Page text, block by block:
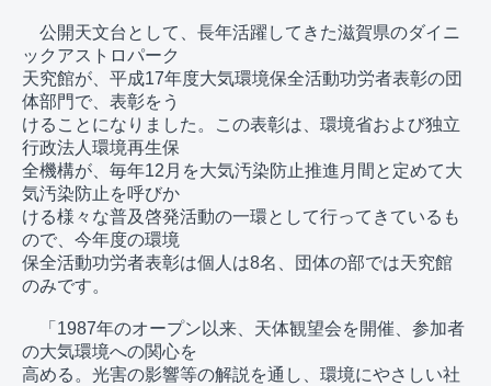
公開天文台として、長年活躍してきた滋賀県のダイニ
ックアストロパーク
天究館が、平成17年度大気環境保全活動功労者表彰の団
体部門で、表彰をう
けることになりました。この表彰は、環境省および独立
行政法人環境再生保
全機構が、毎年12月を大気汚染防止推進月間と定めて大
気汚染防止を呼びか
ける様々な普及啓発活動の一環として行ってきているも
ので、今年度の環境
保全活動功労者表彰は個人は8名、団体の部では天究館
のみです。
「1987年のオープン以来、天体観望会を開催、参加者
の大気環境への関心を
高める。光害の影響等の解説を通し、環境にやさしい社